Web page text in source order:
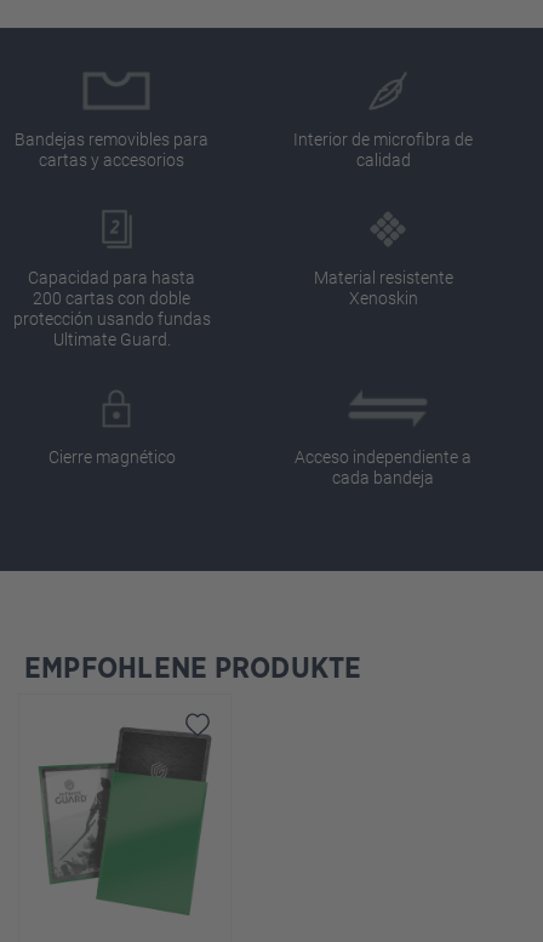
Bandejas removibles para
cartas y accesorios
Interior de microfibra de
calidad
Capacidad para hasta
200 cartas con doble
protección usando fundas
Ultimate Guard.
Material resistente
Xenoskin
Cierre magnético
Acceso independiente a
cada bandeja
Omitir la galería de productos
EMPFOHLENE PRODUKTE